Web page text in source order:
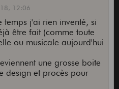
12:06
j'ai rien inventé, si
être fait (comme toute
ou musicale aujourd'hui
une grosse boite
design et procès pour